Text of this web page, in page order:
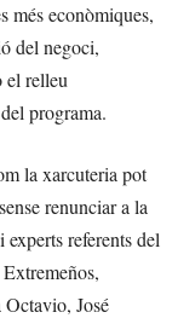
més econòmiques,
del negoci,
el relleu
programa.
la xarcuteria pot
renunciar a la
experts referents del
José